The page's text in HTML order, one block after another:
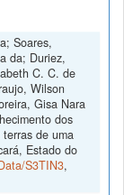
Soares,
da; Duriez,
C. C. de
Wilson
Gisa Nara
dos
de uma
Estado do
S3TIN3,